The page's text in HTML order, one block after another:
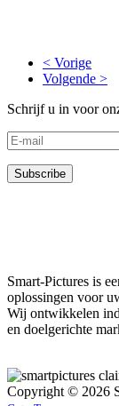
< Vorige
Volgende >
Schrijf u in voor
Smart-Pictures is
oplossingen voor
Wij ontwikkelen
en doelgerichte
Copyright © 2026